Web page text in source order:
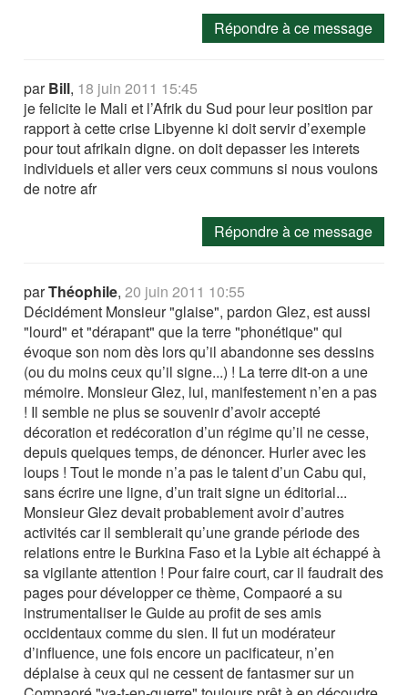
Répondre à ce message
parBill, 18 juin 2011 15:45
je felicite le Mali et l’Afrik du Sud pour leur position par
rapport à cette crise Libyenne ki doit servir d’exemple
pour tout afrikain digne. on doit depasser les interets
individuels et aller vers ceux communs si nous voulons
de notre afr
Répondre à ce message
parThéophile,20 juin 2011 10:55
Décidément Monsieur "glaise", pardon Glez, est aussi
"lourd" et "dérapant" que la terre "phonétique" qui
évoque son nom dès lors qu’il abandonne ses dessins
(ou du moins ceux qu’il signe...) ! La terre dit-on a une
mémoire. Monsieur Glez, lui, manifestement n’en a pas
! Il semble ne plus se souvenir d’avoir accepté
décoration et redécoration d’un régime qu’il ne cesse,
depuis quelques temps, de dénoncer. Hurler avec les
loups ! Tout le monde n’a pas le talent d’un Cabu qui,
sans écrire une ligne, d’un trait signe un éditorial...
Monsieur Glez devait probablement avoir d’autres
activités car il semblerait qu’une grande période des
relations entre le Burkina Faso et la Lybie ait échappé à
sa vigilante attention ! Pour faire court, car il faudrait des
pages pour développer ce thème, Compaoré a su
instrumentaliser le Guide au profit de ses amis
occidentaux comme du sien. Il fut un modérateur
d’influence, une fois encore un pacificateur, n’en
déplaise à ceux qui ne cessent de fantasmer sur un